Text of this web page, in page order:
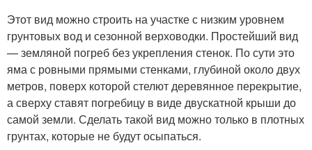
Этот вид можно строить на участке с низким уровнем
грунтовых вод и сезонной верховодки. Простейший вид
— земляной погреб без укрепления стенок. По сути это
яма с ровными прямыми стенками, глубиной около двух
метров, поверх которой стелют деревянное перекрытие,
а сверху ставят погребицу в виде двускатной крыши до
самой земли. Сделать такой вид можно только в плотных
грунтах, которые не будут осыпаться.